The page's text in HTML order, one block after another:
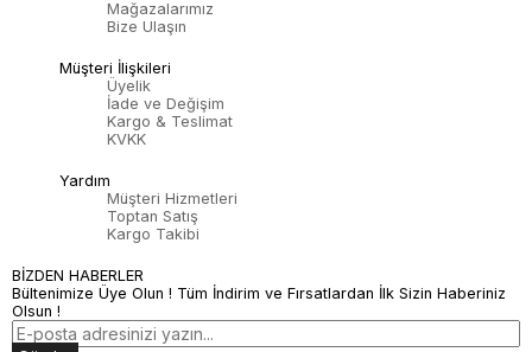
Mağazalarımız
Bize Ulaşın
Müşteri İlişkileri
Üyelik
İade ve Değişim
Kargo & Teslimat
KVKK
Yardım
Müşteri Hizmetleri
Toptan Satış
Kargo Takibi
BİZDEN HABERLER
Bültenimize Üye Olun ! Tüm İndirim ve Fırsatlardan İlk Sizin Haberiniz
Olsun !